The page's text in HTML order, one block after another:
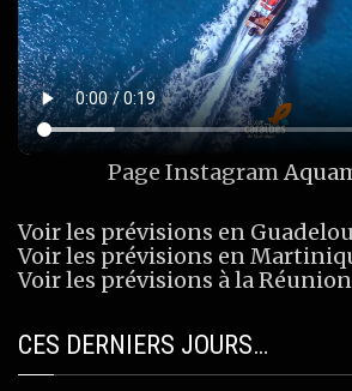
Page Instagram
Voir les prévisions en
Voir les prévisions en
Voir les prévisions à la Réunion
CES DERNIERS JOURS…